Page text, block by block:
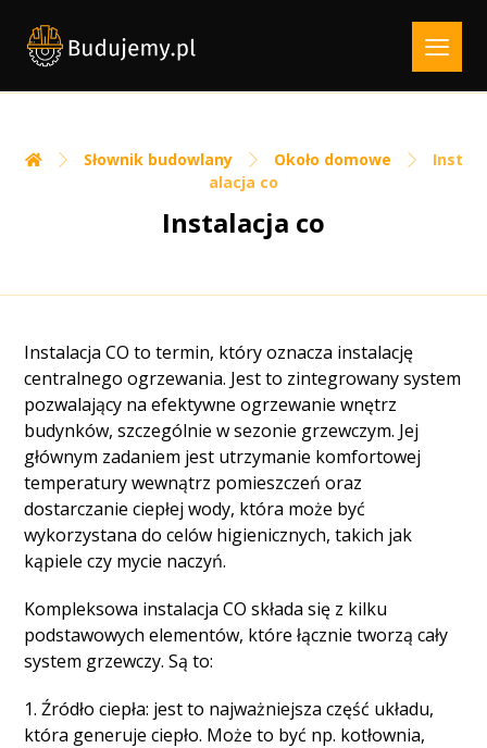
Słownik budowlany Około domowe
Inst
alacja co
Instalacja co
Instalacja CO to termin, który oznacza instalację
centralnego ogrzewania. Jest to zintegrowany system
pozwalający na efektywne ogrzewanie wnętrz
budynków, szczególnie w sezonie grzewczym. Jej
głównym zadaniem jest utrzymanie komfortowej
temperatury wewnątrz pomieszczeń oraz
dostarczanie ciepłej wody, która może być
wykorzystana do celów higienicznych, takich jak
kąpiele czy mycie naczyń.
Kompleksowa instalacja CO składa się z kilku
podstawowych elementów, które łącznie tworzą cały
system grzewczy. Są to:
1. Źródło ciepła: jest to najważniejsza część układu,
która generuje ciepło. Może to być np. kotłownia,